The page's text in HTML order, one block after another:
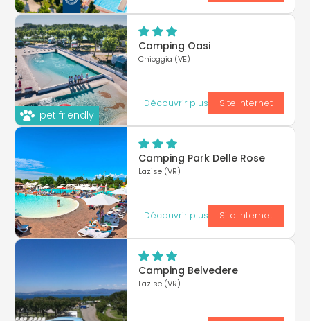
pet friendly
Camping Oasi
Chioggia (VE)
Découvrir plus Site Internet
Camping Park Delle Rose
Lazise (VR)
Découvrir plus Site Internet
Camping Belvedere
Lazise (VR)